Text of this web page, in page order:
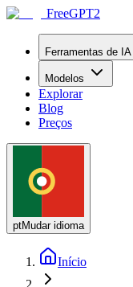
FreeGPT2
Ferramentas de IA
Modelos
Explorar
Blog
Preços
ptMudar idioma
Início